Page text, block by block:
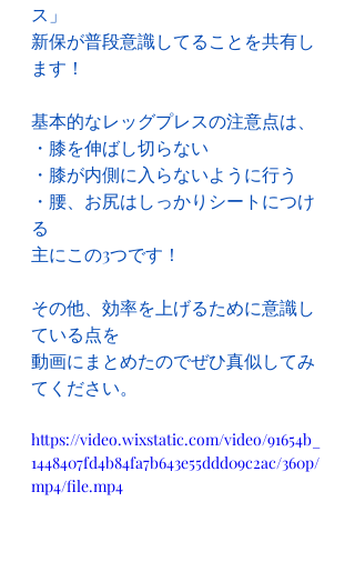
ス」
新保が普段意識してることを共有し
ます！
基本的なレッグプレスの注意点は、
・膝を伸ばし切らない
・膝が内側に入らないように行う
・腰、お尻はしっかりシートにつけ
る
主にこの3つです！
その他、効率を上げるために意識し
ている点を
動画にまとめたのでぜひ真似してみ
てください。
https://video.wixstatic.com/video/91654b_
1448407fd4b84fa7b643e55ddd09c2ac/360p/
mp4/file.mp4